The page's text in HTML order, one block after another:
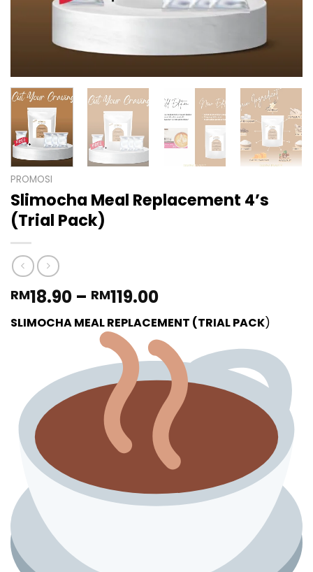
PROMOSI
Slimocha Meal Replacement 4’s
(Trial Pack)
RM18.90 – RM119.00Price
range:
RM18.90
through
RM119.00
SLIMOCHA MEAL REPLACEMENT (TRIAL PACK)